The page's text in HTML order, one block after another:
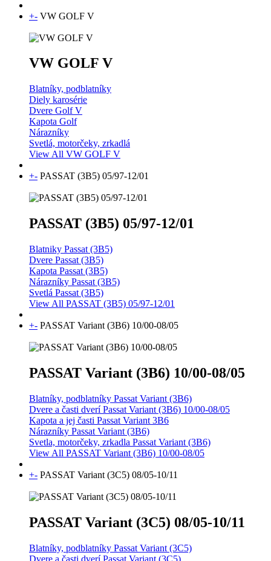
+- VW GOLF V
VW GOLF V
Blatníky, podblatníky
Diely karosérie
Dvere Golf V
Kapota Golf
Nárazníky
Svetlá, motorčeky, zrkadlá
View All VW GOLF V
+- PASSAT (3B5) 05/97-12/01
PASSAT (3B5) 05/97-12/01
Blatniky Passat (3B5)
Dvere Passat (3B5)
Kapota Passat (3B5)
Nárazníky Passat (3B5)
Svetlá Passat (3B5)
View All PASSAT (3B5) 05/97-12/01
+- PASSAT Variant (3B6) 10/00-08/05
PASSAT Variant (3B6) 10/00-08/05
Blatníky, podblatníky Passat Variant (3B6)
Dvere a časti dverí Passat Variant (3B6) 10/00-08/05
Kapota a jej časti Passat Variant 3B6
Nárazníky Passat Variant (3B6)
Svetla, motorčeky, zrkadla Passat Variant (3B6)
View All PASSAT Variant (3B6) 10/00-08/05
+- PASSAT Variant (3C5) 08/05-10/11
PASSAT Variant (3C5) 08/05-10/11
Blatníky, podblatníky Passat Variant (3C5)
Dvere a časti dverí Passat Variant (3C5)